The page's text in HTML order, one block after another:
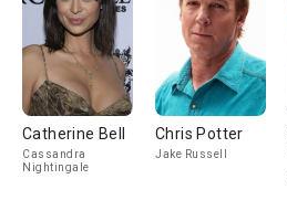
Catherine Bell
Cassandra
Nightingale
Chris Potter
Jake Russell